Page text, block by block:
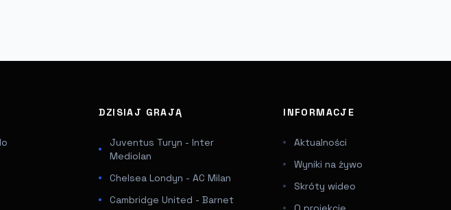
DZISIAJ GRAJĄ
Juventus Turyn - Inter
Mediolan
Chelsea Londyn - AC Milan
Cambridge United - Barnet
INFORMACJE
Aktualności
Wyniki na żywo
Skróty wideo